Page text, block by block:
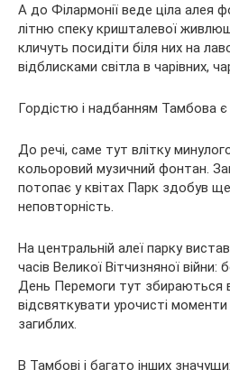
А до Філармонії веде ціла алея
літню спеку кришталевої
кличуть посидіти біля них на
відблисками світла в чарівних,
Гордістю і надбанням Тамбова
До речі, саме тут влітку
кольоровий музичний фонтан.
потопає у квітах Парк здобув
неповторність.
На центральній алеї парку
часів Великої Вітчизняної війни:
День Перемоги тут збираються
відсвяткувати урочисті
загиблих.
В Тамбові і багато інших